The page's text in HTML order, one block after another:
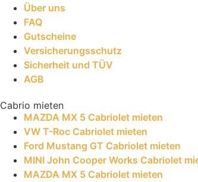
Über uns
FAQ
Gutscheine
Versicherungsschutz
Sicherheit und TÜV
AGB
Cabrio mieten
MAZDA MX 5 Cabriolet mieten
VW T-Roc Cabriolet mieten
Ford Mustang GT Cabriolet mieten
MINI John Cooper Works Cabriolet
MAZDA MX 5 Cabriolet mieten